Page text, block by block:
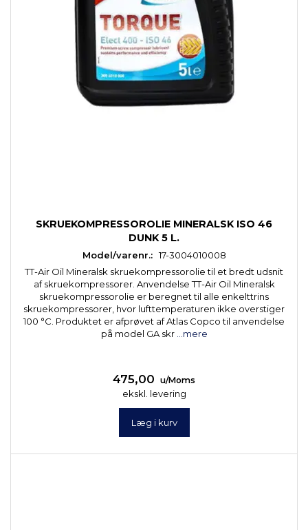
SKRUEKOMPRESSOROLIE MINERALSK ISO 46
DUNK 5 L.
Model/varenr.: 17-3004010008
TT-Air Oil Mineralsk skruekompressorolie til et bredt udsnit
af skruekompressorer. Anvendelse TT-Air Oil Mineralsk
skruekompressorolie er beregnet til alle enkelttrins
skruekompressorer, hvor lufttemperaturen ikke overstiger
100 °C. Produktet er afprøvet af Atlas Copco til anvendelse
på model GA skr ...mere
475,00 u/Moms
ekskl. levering
Læg i kurv